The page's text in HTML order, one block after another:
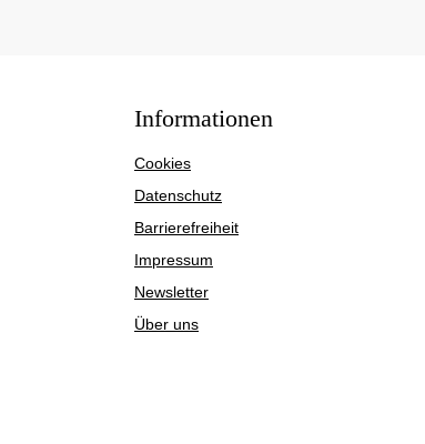
Informationen
Cookies
Datenschutz
Barrierefreiheit
Impressum
Newsletter
Über uns